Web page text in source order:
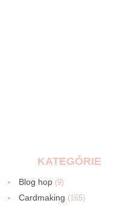
KATEGÓRIE
Blog hop (9)
Cardmaking (165)